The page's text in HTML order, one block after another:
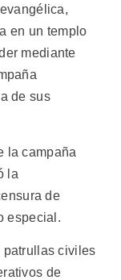
en un templo
mediante
de sus
la campaña
la
de
especial.
patrullas civiles
de